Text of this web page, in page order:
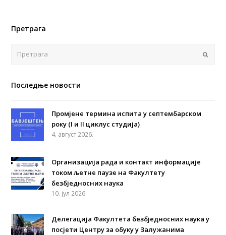
Претрага
Последње новости
Промјене термина испита у септембарском
року (I и II циклус студија)
4. август 2026.
Организација рада и контакт информације
током љетне паузе на Факултету
безбједносних наука
10. јул 2026.
Делегација Факултета безбједносних наука у
посјети Центру за обуку у Залужанима